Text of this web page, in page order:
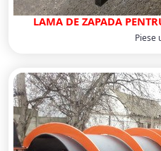
LAMA DE ZAPADA
Piese